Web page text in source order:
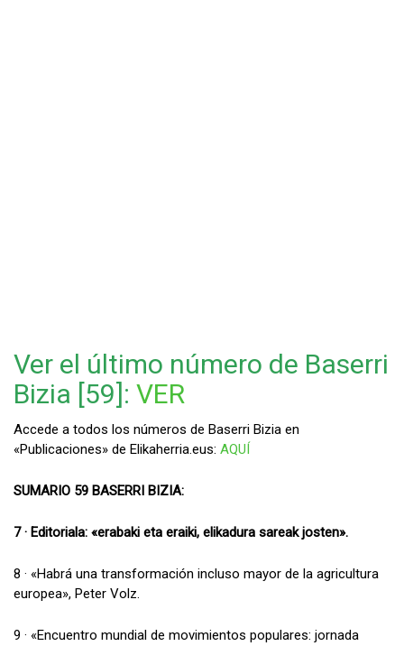
Ver el último número de Baserri
Bizia [59]: VER
Accede a todos los números de Baserri Bizia en
«Publicaciones» de Elikaherria.eus: AQUÍ
SUMARIO 59 BASERRI BIZIA:
7 · Editoriala: «erabaki eta eraiki, elikadura sareak josten».
8 · «Habrá una transformación incluso mayor de la agricultura
europea», Peter Volz.
9 · «Encuentro mundial de movimientos populares: jornada